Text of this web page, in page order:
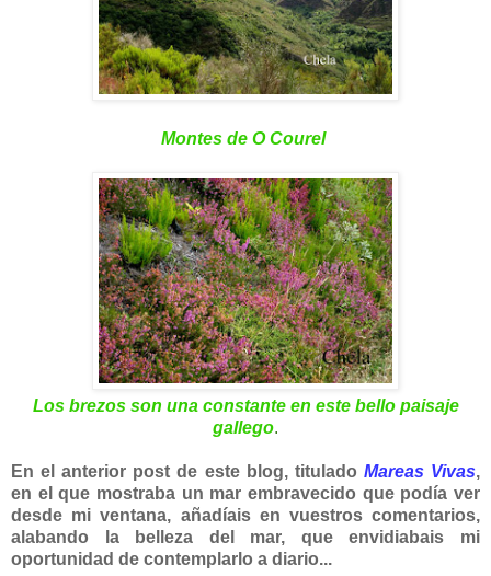
Montes de O Courel
Los brezos son una constante en este bello paisaje
gallego.
En el anterior post de este blog, titulado Mareas Vivas,
en el que mostraba un mar embravecido que podía ver
desde mi ventana, añadíais en vuestros comentarios,
alabando la belleza del mar, que envidiabais mi
oportunidad de contemplarlo a diario...